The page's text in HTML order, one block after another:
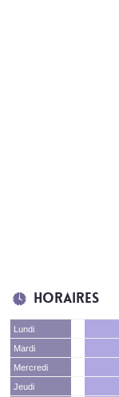
Horaires
Lundi
Mardi
Mercredi
Jeudi